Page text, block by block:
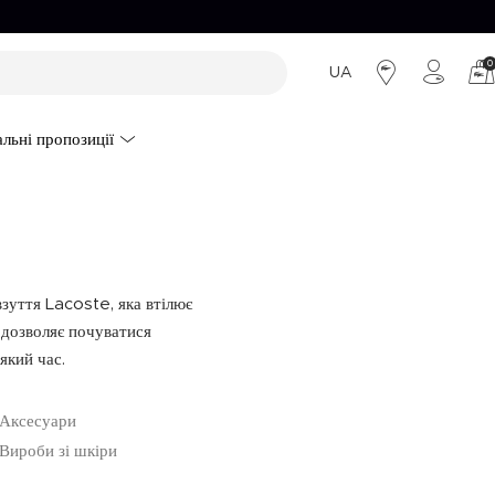
Ремені
пропозиції
UA
0
Lacoste, яка втілює
почуватися
час.
Аксесуари
Вироби зі шкіри